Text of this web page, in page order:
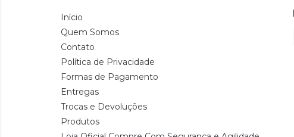
Início
Quem Somos
Contato
Política de Privacidade
Formas de Pagamento
Entregas
Trocas e Devoluções
Produtos